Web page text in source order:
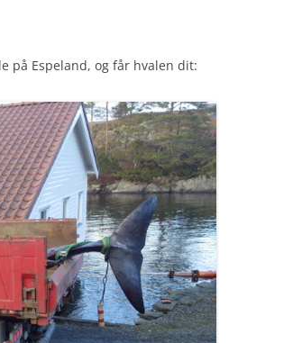
på Espeland, og får hvalen dit: